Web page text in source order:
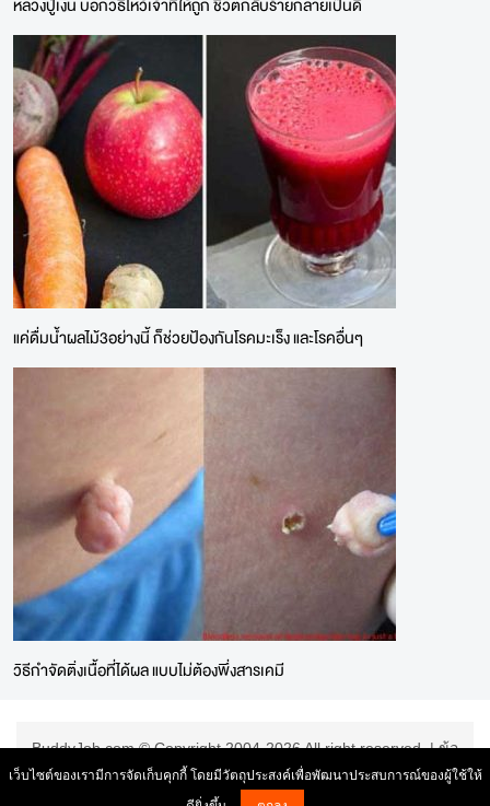
แค่ดื่มน้ำผลไม้3อย่างนี้ ก็ช่วยป้องกันโรคมะเร็ง และโรคอื่นๆ
วิธีกำจัดติ่งเนื้อที่ได้ผล แบบไม่ต้องพึ่งสารเคมี
BuddyJob.com © Copyright 2004-2026 All right reserved. |ข้อ
ตกลงการใช้บริการ|
เว็บไซต์ของเรามีการจัดเก็บคุกกี้ โดยมีวัตถุประสงค์เพื่อพัฒนาประสบการณ์ของผู้ใช้ให้